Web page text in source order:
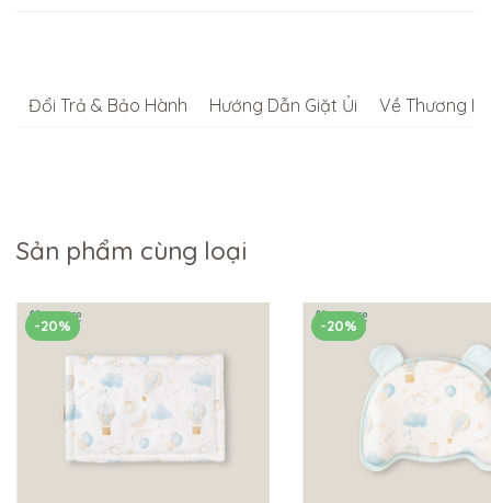
Đổi Trả & Bảo Hành Hướng Dẫn Giặt Ủi Về Thương
Sản phẩm cùng loại
-20% -20%